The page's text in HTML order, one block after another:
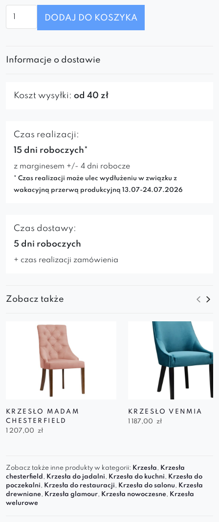
Krzesło
DODAJ DO KOSZYKA
Informacje o dostawie
Koszt wysyłki: od 40 zł
Czas realizacji:
15 dni roboczych*
z marginesem +/- 4 dni robocze
* Czas realizacji może ulec wydłużeniu w związku z
wakacyjną przerwą produkcyjną 13.07-24.07.2026
Czas dostawy:
5 dni roboczych
+ czas realizacji zamówienia
Zobacz także
KRZESŁO MADAM
CHESTERFIELD
1 207,00
zł
KRZESŁO VENMIA
1 187,00
zł
Zobacz także inne produkty w kategorii: Krzesła, Krzesła
chesterfield , Krzesła do jadalni, Krzesła do kuchni, Krzesła do
poczekalni, Krzesła do restauracji, Krzesła do salonu, Krzesła
drewniane, Krzesła glamour, Krzesła nowoczesne, Krzesła
welurowe